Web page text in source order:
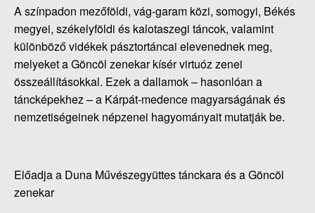
A színpadon mezőföldi, vág-garam közi, somogyi, Békés
megyei, székelyföldi és kalotaszegi táncok, valamint
különböző vidékek pásztortáncai elevenednek meg,
melyeket a Göncöl zenekar kísér virtuóz zenei
összeállításokkal. Ezek a dallamok – hasonlóan a
táncképekhez – a Kárpát-medence magyarságának és
nemzetiségeinek népzenei hagyományait mutatják be.
Előadja a Duna Művészegyüttes tánckara és a Göncöl
zenekar